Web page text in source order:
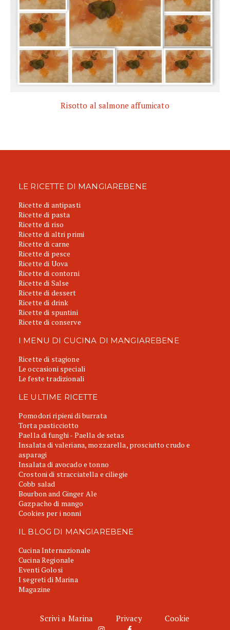
Risotto al salmone affumicato
LE RICETTE DI MANGIAREBENE
Ricette di antipasti
Ricette di pasta
Ricette di riso
Ricette di altri primi
Ricette di carne
Ricette di pesce
Ricette di Uova
Ricette di contorni
Ricette di Salse
Ricette di dessert
Ricette di drink
Ricette di spuntini
Ricette di conserve
I MENU DI CUCINA DI MANGIAREBENE
Ricette di stagione
Le occasioni speciali
Le feste tradizionali
LE ULTIME RICETTE
Pomodori ripieni di burrata
Torta pasticciotto
Paella di funghi - Paella de setas
Insalata di valeriana, mozzarella, prosciutto crudo e
asparagi
Insalata di avocado e tonno
Crostoni di stracciatella e ciliegie
Cobb salad
Bourbon and Ginger Ale
Gazpacho di mango
Cookies per i nonni
IL BLOG DI MANGIAREBENE
Cucina Internazionale
Cucina Regionale
Eventi Golosi
I segreti di Marina
Magazine
Scrivi a Marina Privacy Cookie